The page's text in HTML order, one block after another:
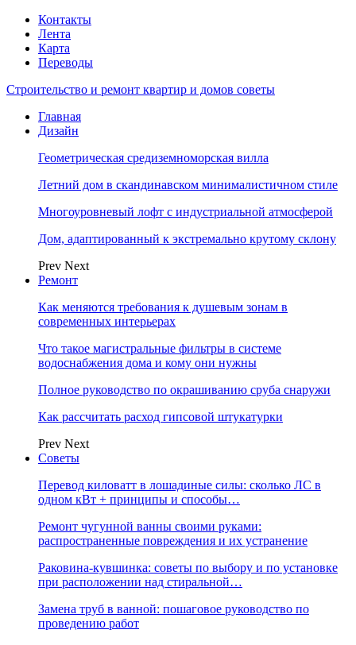
Контакты
Лента
Карта
Переводы
Строительство и ремонт квартир и домов советы
Главная
Дизайн
Геометрическая средиземноморская вилла
Летний дом в скандинавском минималистичном стиле
Многоуровневый лофт с индустриальной атмосферой
Дом, адаптированный к экстремально крутому склону
Prev Next
Ремонт
Как меняются требования к душевым зонам в
современных интерьерах
Что такое магистральные фильтры в системе
водоснабжения дома и кому они нужны
Полное руководство по окрашиванию сруба снаружи
Как рассчитать расход гипсовой штукатурки
Prev Next
Советы
Перевод киловатт в лошадиные силы: сколько ЛС в
одном кВт + принципы и способы…
Ремонт чугунной ванны своими руками:
распространенные повреждения и их устранение
Раковина-кувшинка: советы по выбору и по установке
при расположении над стиральной…
Замена труб в ванной: пошаговое руководство по
проведению работ